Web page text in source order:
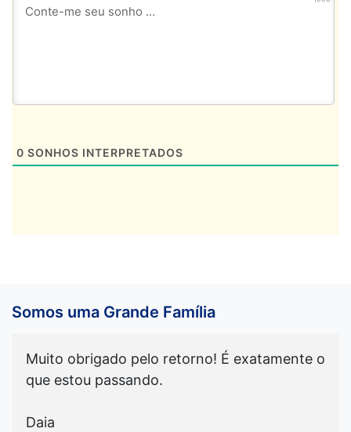
0 SONHOS INTERPRETADOS
Somos uma Grande Família
Muito obrigado pelo retorno! É exatamente o
que estou passando.
Daia